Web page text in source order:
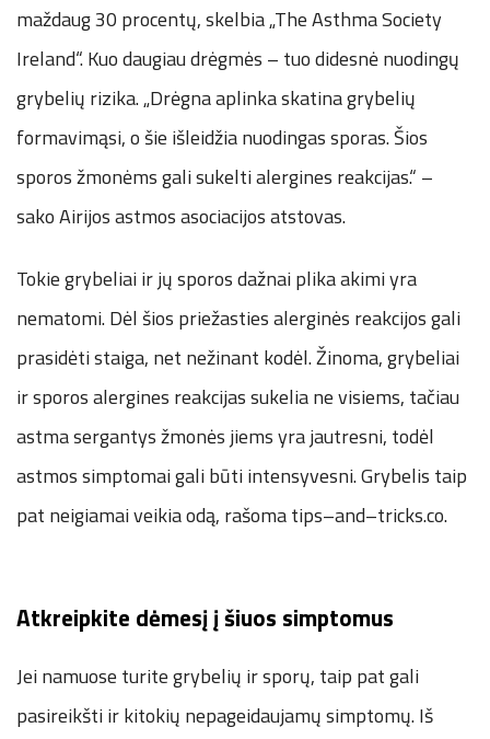
maždaug 30 procentų, skelbia „The Asthma Society
Ireland“. Kuo daugiau drėgmės – tuo didesnė nuodingų
grybelių rizika. „Drėgna aplinka skatina grybelių
formavimąsi, o šie išleidžia nuodingas sporas. Šios
sporos žmonėms gali sukelti alergines reakcijas.“ –
sako Airijos astmos asociacijos atstovas.
Tokie grybeliai ir jų sporos dažnai plika akimi yra
nematomi. Dėl šios priežasties alerginės reakcijos gali
prasidėti staiga, net nežinant kodėl. Žinoma, grybeliai
ir sporos alergines reakcijas sukelia ne visiems, tačiau
astma sergantys žmonės jiems yra jautresni, todėl
astmos simptomai gali būti intensyvesni. Grybelis taip
pat neigiamai veikia odą, rašoma tips–and–tricks.co.
Atkreipkite dėmesį į šiuos simptomus
Jei namuose turite grybelių ir sporų, taip pat gali
pasireikšti ir kitokių nepageidaujamų simptomų. Iš